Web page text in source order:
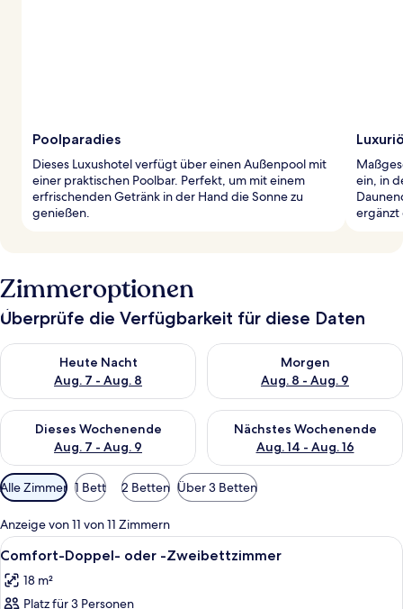
Poolparadies
Dieses Luxushotel verfügt über einen Außenpool mit
einer praktischen Poolbar. Perfekt, um mit einem
erfrischenden Getränk in der Hand die Sonne zu
genießen.
ein, in
ergänzt
Zimmeroptionen
Überprüfe die Verfügbarkeit für diese Daten
Heute Nacht
Aug. 7 - Aug. 8
Überprüfe die Verfügbarkeit für heute Nacht, Aug. 7 - Aug. 8.
Morgen
Aug. 8 - Aug. 9
Überprüfe die Verfügbarkeit
Dieses Wochenende
Aug. 7 - Aug. 9
Überprüfe die Verfügbarkeit für dieses Wochenende, Aug. 7
Nächstes Wochenende
Aug. 14 - Aug. 16
Überprüfe die Verfügbarkeit
Verfügbare
Filter
für
Zimmer
Alle Zimmer 1 Bett 2 Betten Über 3 Betten
Anzeige von 11 von 11 Zimmern
Alle
Fotos
für
Daunenbettdecken, Minibar,
3
Comfort-Doppel- oder -Zweibettzimmer
18 m²
Platz für 3 Personen